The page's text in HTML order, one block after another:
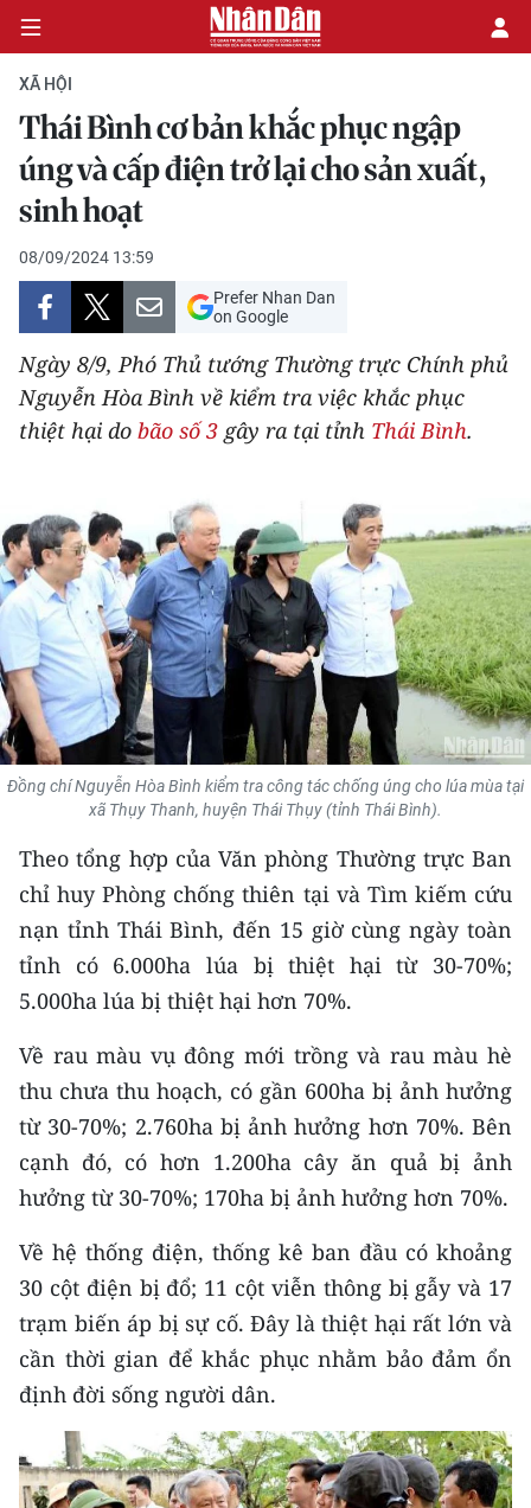
CHÍNH TRỊ
KINH TẾ
VĂN HÓA
XÃ HỘI
PHÁP LUẬT
DU LỊCH
THẾ GIỚI
THỂ THAO
GIÁO DỤC
Y TẾ
KHOA HỌC - CÔNG NGHỆ
MÔI TRƯỜNG
BẠN ĐỌC
KIỂM CHỨNG THÔNG TIN
TRI THỨC CHUYÊN SÂU
54 DÂN TỘC VIỆT NAM
CHƯƠNG TRÌNH OCOP - MỖI XÃ
MỘT SẢN PHẨM
RADIO
E-Magazine
Video
Media Chính trị
Media Kinh tế
Media Văn hóa
XÃ HỘI
Thái Bình cơ bản khắc phục ngập
úng và cấp điện trở lại cho sản xuất,
sinh hoạt
08/09/2024 13:59
Prefer Nhan Dan
on Google
Ngày 8/9, Phó Thủ tướng Thường trực Chính phủ
Nguyễn Hòa Bình về kiểm tra việc khắc phục
thiệt hại do bão số 3 gây ra tại tỉnh Thái Bình.
Đồng chí Nguyễn Hòa Bình kiểm tra công tác chống úng cho lúa mùa tại
xã Thụy Thanh, huyện Thái Thụy (tỉnh Thái Bình).
Theo tổng hợp của Văn phòng Thường trực Ban
chỉ huy Phòng chống thiên tại và Tìm kiếm cứu
nạn tỉnh Thái Bình, đến 15 giờ cùng ngày toàn
tỉnh có 6.000ha lúa bị thiệt hại từ 30-70%;
5.000ha lúa bị thiệt hại hơn 70%.
Về rau màu vụ đông mới trồng và rau màu hè
thu chưa thu hoạch, có gần 600ha bị ảnh hưởng
từ 30-70%; 2.760ha bị ảnh hưởng hơn 70%. Bên
cạnh đó, có hơn 1.200ha cây ăn quả bị ảnh
hưởng từ 30-70%; 170ha bị ảnh hưởng hơn 70%.
Về hệ thống điện, thống kê ban đầu có khoảng
30 cột điện bị đổ; 11 cột viễn thông bị gẫy và 17
trạm biến áp bị sự cố. Đây là thiệt hại rất lớn và
cần thời gian để khắc phục nhằm bảo đảm ổn
định đời sống người dân.